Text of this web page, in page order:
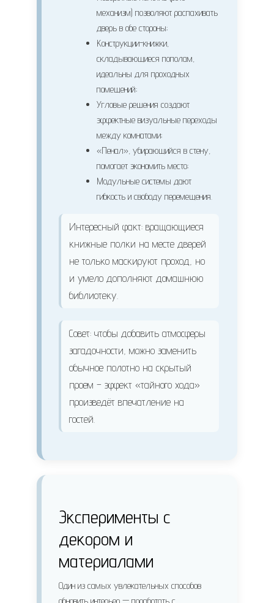
механизм) позволяют распахивать
дверь в обе стороны;
Конструкции-книжки,
складывающиеся пополам,
идеальны для проходных
помещений;
Угловые решения создают
эффектные визуальные переходы
между комнатами;
«Пенал», убирающийся в стену,
помогает экономить место;
Модульные системы дают
гибкость и свободу перемещения.
Интересный факт: вращающиеся
книжные полки на месте дверей
не только маскируют проход, но
и умело дополняют домашнюю
библиотеку.
Совет: чтобы добавить атмосферы
загадочности, можно заменить
обычное полотно на скрытый
проем – эффект «тайного хода»
произведёт впечатление на
гостей.
Эксперименты с
декором и
материалами
Один из самых увлекательных способов
обновить интерьер — поработать с